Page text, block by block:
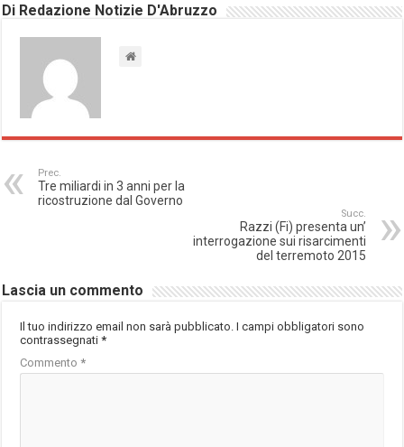
Di Redazione Notizie D'Abruzzo
Prec.
Tre miliardi in 3 anni per la
ricostruzione dal Governo
Succ.
Razzi (Fi) presenta un’
interrogazione sui risarcimenti
del terremoto 2015
Lascia un commento
Il tuo indirizzo email non sarà pubblicato. I campi obbligatori sono
contrassegnati*
Commento*